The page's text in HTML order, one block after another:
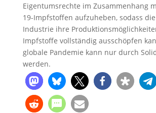
Eigentumsrechte im Zusammenhang
19-Impfstoffen aufzuheben, sodass
Industrie ihre
Impfstoffe vollständig ausschöpfen
globale Pandemie kann nur durch
werden.